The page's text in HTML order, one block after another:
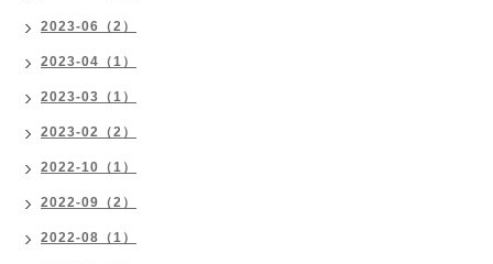
2023-06（2）
2023-04（1）
2023-03（1）
2023-02（2）
2022-10（1）
2022-09（2）
2022-08（1）